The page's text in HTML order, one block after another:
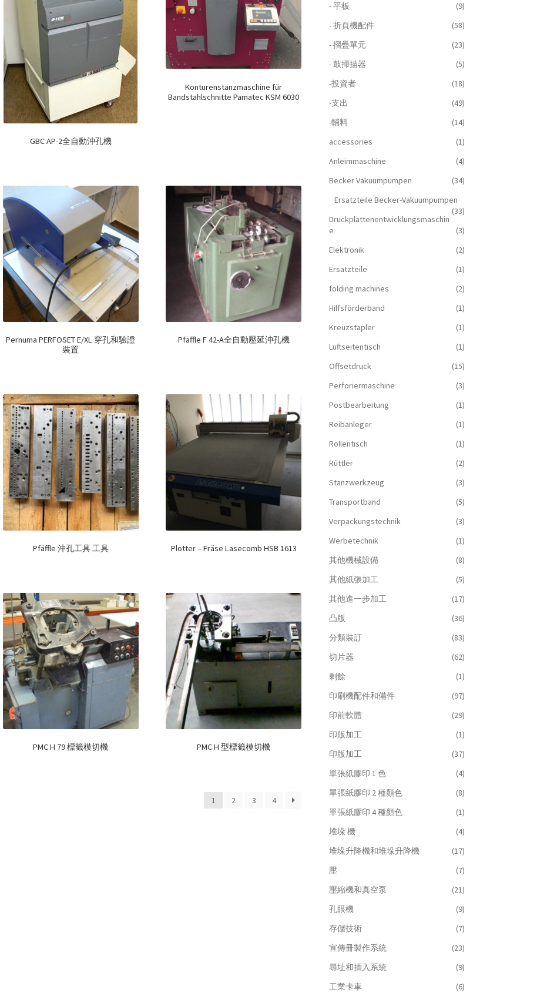
GBC AP-2全自動沖孔機
Konturenstanzmaschine für
Bandstahlschnitte Pamatec KSM 6030
Pernuma PERFOSET E/XL 穿孔和驗證
裝置
Pfäffle F 42-A全自動壓延沖孔機
Pfäffle 沖孔工具 工具 Plotter – Fräse Lasecomb HSB 1613
PMC H 79 標籤模切機 PMC H 型標籤模切機
1 2 3 4
- 平板
(9)
- 折頁機配件
(58)
- 摺疊單元
(23)
- 鼓掃描器
(5)
-投資者
(18)
-支出
(49)
-輔料
(14)
accessories
(1)
Anleimmaschine
(4)
Becker Vakuumpumpen
(34)
Ersatzteile Becker-Vakuumpumpen
(33)
Druckplattenentwicklungsmaschin
e
(3)
Elektronik
(2)
Ersatzteile
(1)
folding machines
(2)
Hilfsförderband
(1)
Kreuzstapler
(1)
Luftseitentisch
(1)
Offsetdruck
(15)
Perforiermaschine
(3)
Postbearbeitung
(1)
Reibanleger
(1)
Rollentisch
(1)
Rüttler
(2)
Stanzwerkzeug
(3)
Transportband
(5)
Verpackungstechnik
(3)
Werbetechnik
(1)
其他機械設備
(8)
其他紙張加工
(5)
其他進一步加工
(17)
凸版
(36)
分類裝訂
(83)
切片器
(62)
剩餘
(1)
印刷機配件和備件
(97)
印前軟體
(29)
印版加工
(1)
印版加工
(37)
單張紙膠印 1 色
(4)
單張紙膠印 2 種顏色
(8)
單張紙膠印 4 種顏色
(1)
堆垛 機
(4)
堆垛升降機和堆垛升降機
(17)
壓
(7)
壓縮機和真空泵
(21)
孔眼機
(9)
存儲技術
(7)
宣傳冊製作系統
(23)
尋址和插入系統
(9)
工業卡車
(6)